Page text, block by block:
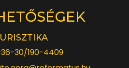
30/190-4409